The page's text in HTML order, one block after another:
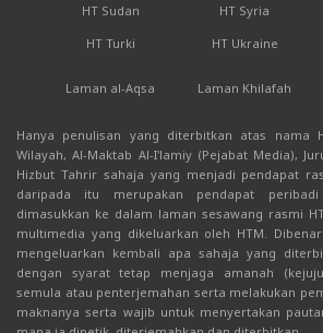
HT Sudan
HT Syria
HT Turki
HT Ukraine
Laman al-Aqsa Laman Khilafah
Hanya penulisan yang diterbitkan atas nama
Wilayah, Al-Maktab Al-I'lamiy (Pejabat Media),
Hizbut Tahrir sahaja yang menjadi pendapat
daripada itu merupakan pendapat
dimasukkan ke dalam laman sesawang rasmi
multimedia yang dikeluarkan oleh HTM.
mengeluarkan kembali apa sahaja yang
dengan syarat tetap menjaga amanah
semula atau penterjemahan serta melakukan
maknanya serta wajib untuk menyertakan